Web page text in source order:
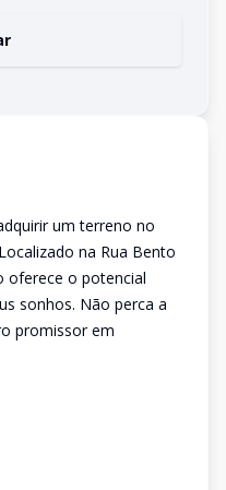
um terreno no
na Rua Bento
oferece o potencial
sonhos. Não perca a
promissor em